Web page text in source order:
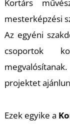
Kortárs
mesterképzési
Az egyéni
csoportok
projektet
Ezek egyike a